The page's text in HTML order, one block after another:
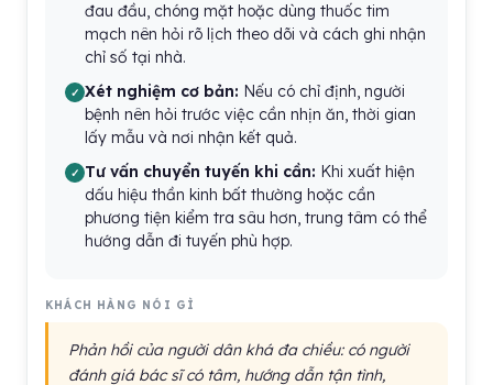
đau đầu, chóng mặt hoặc dùng thuốc tim
mạch nên hỏi rõ lịch theo dõi và cách ghi nhận
chỉ số tại nhà.
Xét nghiệm cơ bản: Nếu có chỉ định, người
bệnh nên hỏi trước việc cần nhịn ăn, thời gian
lấy mẫu và nơi nhận kết quả.
Tư vấn chuyển tuyến khi cần: Khi xuất hiện
dấu hiệu thần kinh bất thường hoặc cần
phương tiện kiểm tra sâu hơn, trung tâm có thể
hướng dẫn đi tuyến phù hợp.
KHÁCH HÀNG NÓI GÌ
Phản hồi của người dân khá đa chiều: có người
đánh giá bác sĩ có tâm, hướng dẫn tận tình,